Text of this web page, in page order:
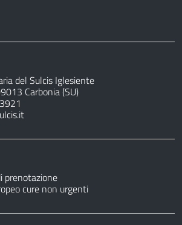
del Sulcis Iglesiente
Carbonia (SU)
prenotazione
cure non urgenti